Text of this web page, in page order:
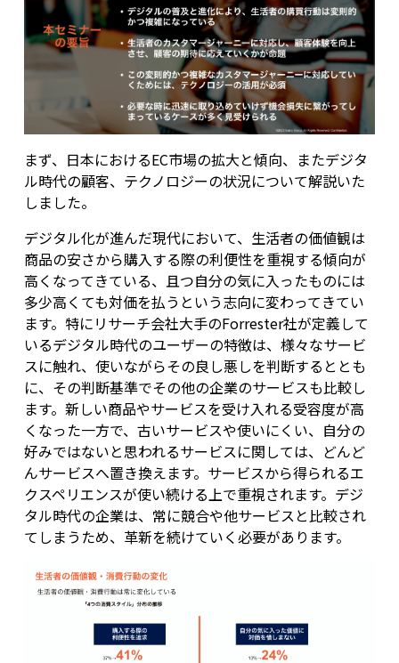
まず、日本におけるEC市場の拡大と傾向、またデジタ
ル時代の顧客、テクノロジーの状況について解説いた
しました。
デジタル化が進んだ現代において、生活者の価値観は
商品の安さから購入する際の利便性を重視する傾向が
高くなってきている、且つ自分の気に入ったものには
多少高くても対価を払うという志向に変わってきてい
ます。特にリサーチ会社大手のForrester社が定義して
いるデジタル時代のユーザーの特徴は、様々なサービ
スに触れ、使いながらその良し悪しを判断するととも
に、その判断基準でその他の企業のサービスも比較し
ます。新しい商品やサービスを受け入れる受容度が高
くなった一方で、古いサービスや使いにくい、自分の
好みではないと思われるサービスに関しては、どんど
んサービスへ置き換えます。サービスから得られるエ
クスペリエンスが使い続ける上で重視されます。デジ
タル時代の企業は、常に競合や他サービスと比較され
てしまうため、革新を続けていく必要があります。